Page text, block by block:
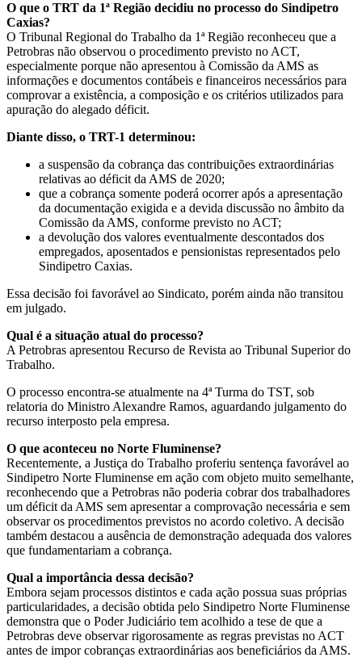
O que o TRT da 1ª Região decidiu no processo do Sindipetro
Caxias?
O Tribunal Regional do Trabalho da 1ª Região reconheceu que a
Petrobras não observou o procedimento previsto no ACT,
especialmente porque não apresentou à Comissão da AMS as
informações e documentos contábeis e financeiros necessários para
comprovar a existência, a composição e os critérios utilizados para
apuração do alegado déficit.
Diante disso, o TRT-1 determinou:
a suspensão da cobrança das contribuições extraordinárias
relativas ao déficit da AMS de 2020;
que a cobrança somente poderá ocorrer após a apresentação
da documentação exigida e a devida discussão no âmbito da
Comissão da AMS, conforme previsto no ACT;
a devolução dos valores eventualmente descontados dos
empregados, aposentados e pensionistas representados pelo
Sindipetro Caxias.
Essa decisão foi favorável ao Sindicato, porém ainda não transitou
em julgado.
Qual é a situação atual do processo?
A Petrobras apresentou Recurso de Revista ao Tribunal Superior do
Trabalho.
O processo encontra-se atualmente na 4ª Turma do TST, sob
relatoria do Ministro Alexandre Ramos, aguardando julgamento do
recurso interposto pela empresa.
O que aconteceu no Norte Fluminense?
Recentemente, a Justiça do Trabalho proferiu sentença favorável ao
Sindipetro Norte Fluminense em ação com objeto muito semelhante,
reconhecendo que a Petrobras não poderia cobrar dos trabalhadores
um déficit da AMS sem apresentar a comprovação necessária e sem
observar os procedimentos previstos no acordo coletivo. A decisão
também destacou a ausência de demonstração adequada dos valores
que fundamentariam a cobrança.
Qual a importância dessa decisão?
Embora sejam processos distintos e cada ação possua suas próprias
particularidades, a decisão obtida pelo Sindipetro Norte Fluminense
demonstra que o Poder Judiciário tem acolhido a tese de que a
Petrobras deve observar rigorosamente as regras previstas no ACT
antes de impor cobranças extraordinárias aos beneficiários da AMS.